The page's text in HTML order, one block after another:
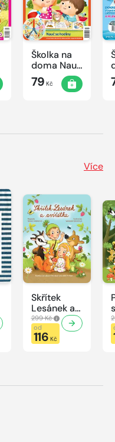
Školka na
doma Nauč
se hodiny
79 Kč
Více
Skřítek
Lesánek a
zvířátka
299 Kč
od
116 Kč